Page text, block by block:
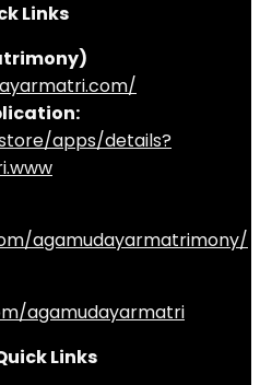
Links
apps/details?
agamudayarmatrimony/
agamudayarmatri
Links